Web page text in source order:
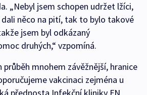
„Nebyl jsem schopen udržet lžíci,
něco na pití, tak to bylo takové
jsem byl odkázaný
druhých,“ vzpomíná.
průběh mnohem závěžnější, hranice
vakcinaci zejména u